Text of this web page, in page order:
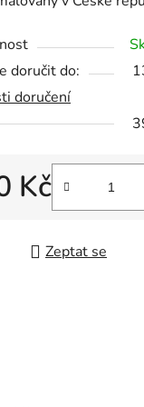
doručit do:
doručení
Kč
Zeptat se